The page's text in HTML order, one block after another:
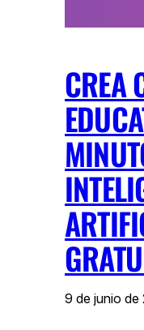
CREA
9 de junio de